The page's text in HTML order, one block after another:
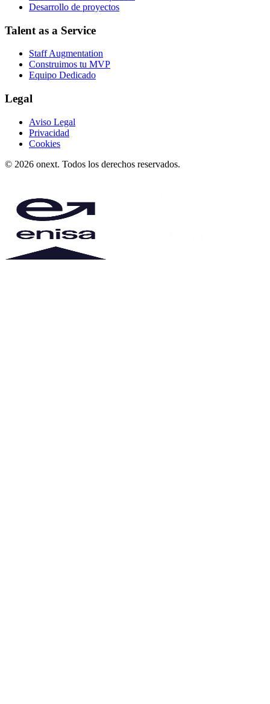
Desarrollo de proyectos
Talent as a Service
Staff Augmentation
Construimos tu MVP
Equipo Dedicado
Legal
Aviso Legal
Privacidad
Cookies
© 2026 onext. Todos los derechos reservados.